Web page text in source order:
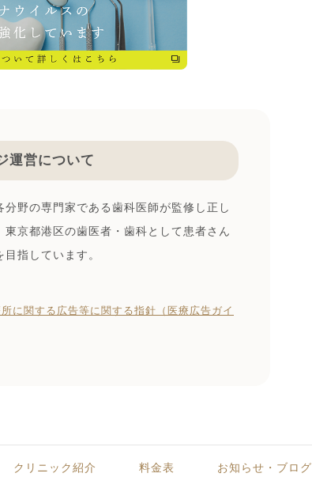
運営について
野の専門家である歯科医師が監修し正し
京都港区の歯医者・歯科として患者さん
指しています。
に関する広告等に関する指針（医療広告ガイ
クリニック紹介 料金表 お知らせ・ブログ